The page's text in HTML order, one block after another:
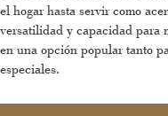
el hogar hasta servir como
versatilidad y capacidad para
en una opción popular tanto
especiales.